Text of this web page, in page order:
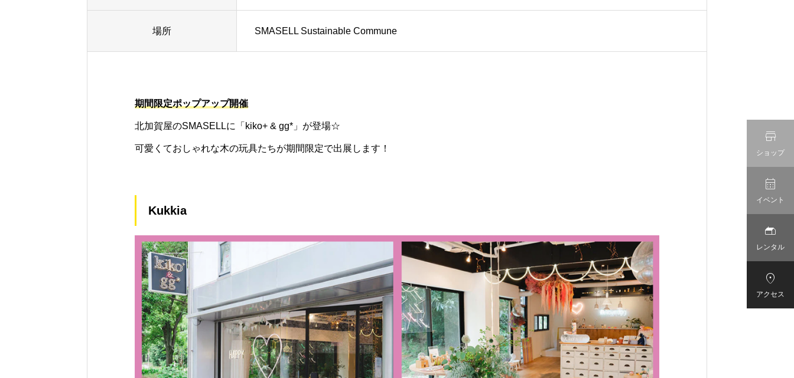
場所 SMASELL Sustainable Commune
期間限定ポップアップ開催
北加賀屋のSMASELLに「kiko+ & gg*」が登場☆
可愛くておしゃれな木の玩具たちが期間限定で出展します！
Kukkia

ショップ

イベント

レンタル

アクセス